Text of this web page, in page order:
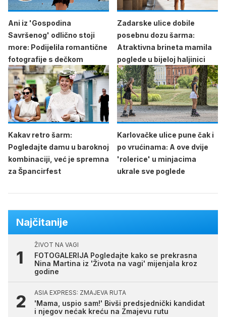
Ani iz 'Gospodina
Savršenog' odlično stoji
more: Podijelila romantične
fotografije s dečkom
Zadarske ulice dobile
posebnu dozu šarma:
Atraktivna brineta mamila
poglede u bijeloj haljinici
Kakav retro šarm:
Pogledajte damu u baroknoj
kombinaciji, već je spremna
za Špancirfest
Karlovačke ulice pune čak i
po vrućinama: A ove dvije
'rolerice' u minjacima
ukrale sve poglede
Najčitanije
ŽIVOT NA VAGI
FOTOGALERIJA Pogledajte kako se prekrasna
Nina Martina iz 'Života na vagi' mijenjala kroz
godine
ASIA EXPRESS: ZMAJEVA RUTA
'Mama, uspio sam!' Bivši predsjednički kandidat
i njegov nećak kreću na Zmajevu rutu